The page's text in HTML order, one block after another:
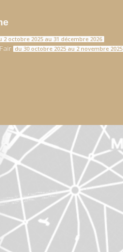
2 octobre 2025 au 31 décembre 2026
du 30 octobre 2025 au 2 novembre 2025